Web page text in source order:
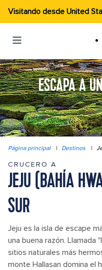
Visitando desde United
ESCAPA A
Página principal | Destinos |
CRUCERO A
JEJU (BAHÍA
SUR
Jeju es la isla de escape
una buena razón. Llamada
sitios naturales más
monte Hallasan domina el